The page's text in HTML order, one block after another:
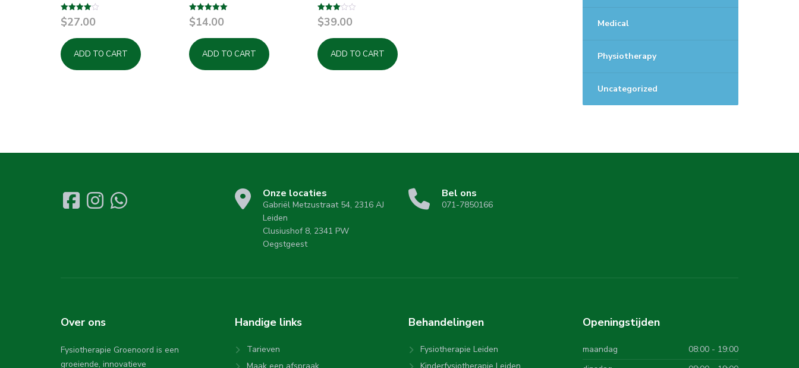
Rated
4.00
$27.00
ADD TO CART
Rated
5.00
$14.00
ADD TO CART
Rated
3.00
$39.00
ADD TO CART
Medical
Physiotherapy
Uncategorized
Onze locaties
Gabriël Metzustraat 54, 2316 AJ
Leiden
Clusiushof 8, 2341 PW
Oegstgeest
Bel ons
071-7850166
Over ons
Fysiotherapie Groenoord is een
groeiende, innovatieve
Handige links
Tarieven
Behandelingen
Fysiotherapie Leiden
Openingstijden
maandag
08:00 - 19:00